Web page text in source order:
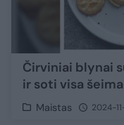
Čirviniai blynai
ir soti visa šeima
Maistas 2024-